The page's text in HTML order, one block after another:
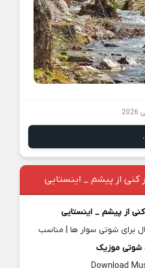
از پیشم _ اینستایی
از پیشم _ اینستایی
برای شوتی سوار ها | مناسب
شوتی موزیک